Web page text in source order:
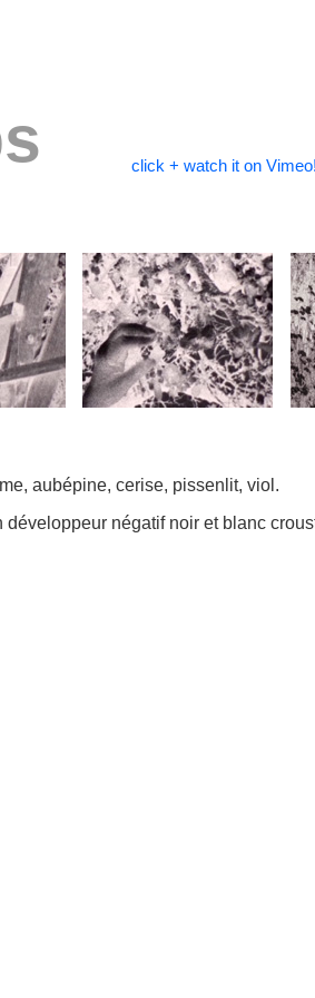
click + watch it on Vimeo!
aubépine, cerise, pissenlit, viol.
négatif noir et blanc